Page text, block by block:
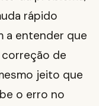
rápido
a entender que
de
jeito que
o erro no